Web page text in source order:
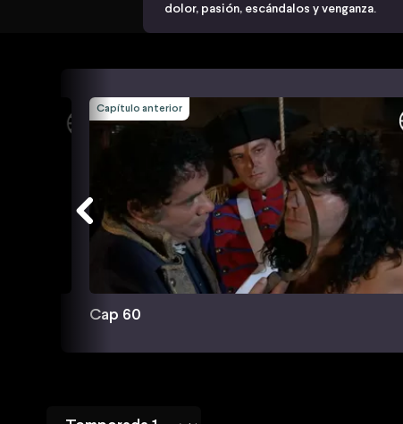
dolor, pasión, escándalos y venganza.
Capítulo anterior
Cap 60